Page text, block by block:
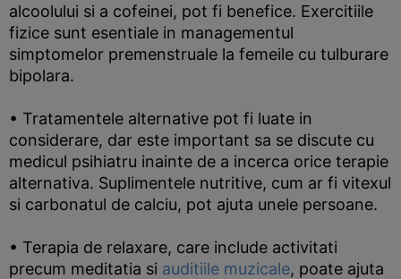
alcoolului si a cofeinei, pot fi benefice. Exercitiile
fizice sunt esentiale in managementul
simptomelor premenstruale la femeile cu tulburare
bipolara.
• Tratamentele alternative pot fi luate in
considerare, dar este important sa se discute cu
medicul psihiatru inainte de a incerca orice terapie
alternativa. Suplimentele nutritive, cum ar fi vitexul
si carbonatul de calciu, pot ajuta unele persoane.
• Terapia de relaxare, care include activitati
precum meditatia si auditiile muzicale, poate ajuta